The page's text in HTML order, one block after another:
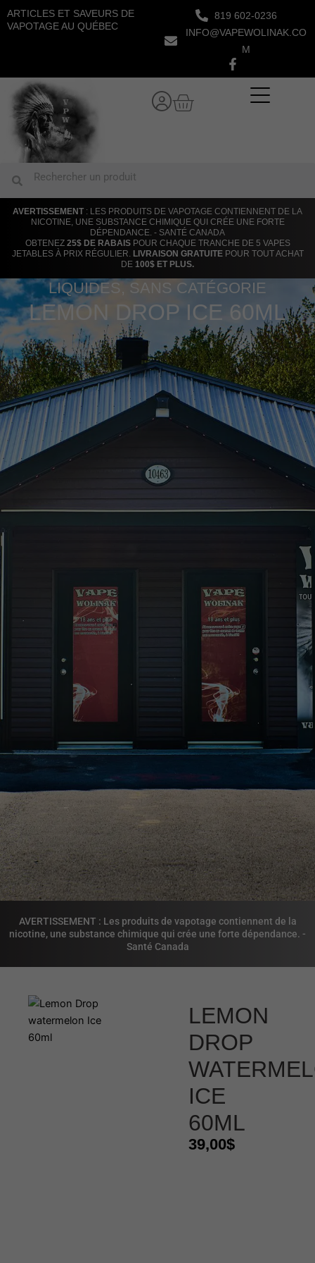
Aller
au
ARTICLES ET SAVEURS DE
VAPOTAGE AU QUÉBEC
819 602-0236
INFO@VAPEWOLINAK.CO
M
Panier
Rechercher
AVERTISSEMENT : LES PRODUITS DE VAPOTAGE CONTIENNENT DE LA
NICOTINE, UNE SUBSTANCE CHIMIQUE QUI CRÉE UNE FORTE
DÉPENDANCE. - SANTÉ CANADA
OBTENEZ 25$ DE RABAISPOUR CHAQUE TRANCHE DE 5 VAPES
JETABLES À PRIX RÉGULIER. LIVRAISON GRATUITEPOUR TOUT ACHAT
DE 100$ ET PLUS.
LIQUIDES, SANS CATÉGORIE
LEMON DROP ICE 60ML
AVERTISSEMENT : Les produits de vapotage contiennent de la
nicotine, une substance chimique qui crée une forte dépendance. -
Santé Canada
LEMON
DROP
ICE
60ML
39,00$